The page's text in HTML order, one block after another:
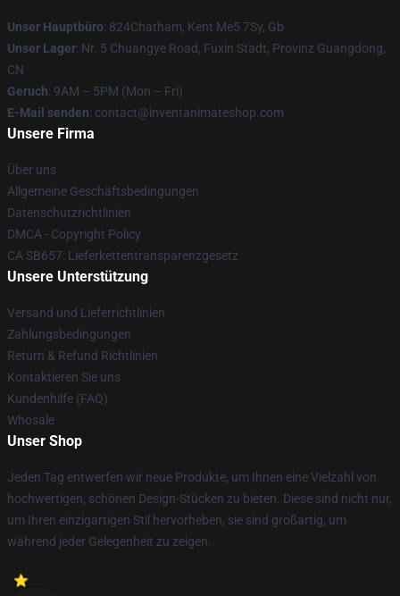
Unser Hauptbüro: 824Chatham, Kent Me5 7Sy, Gb
Unser Lager: Nr. 5 Chuangye Road, Fuxin Stadt, Provinz Guangdong,
CN
Geruch: 9AM – 5PM (Mon – Fri)
E-Mail senden: contact@inventanimateshop.com
Unsere Firma
Über uns
Allgemeine Geschäftsbedingungen
Datenschutzrichtlinien
DMCA - Copyright Policy
CA SB657: Lieferkettentransparenzgesetz
Unsere Unterstützung
Versand und Lieferrichtlinien
Zahlungsbedingungen
Return & Refund Richtlinien
Kontaktieren Sie uns
Kundenhilfe (FAQ)
Whosale
Unser Shop
Jeden Tag entwerfen wir neue Produkte, um Ihnen eine Vielzahl von
hochwertigen, schönen Design-Stücken zu bieten. Diese sind nicht nur,
um Ihren einzigartigen Stil hervorheben, sie sind großartig, um
während jeder Gelegenheit zu zeigen.